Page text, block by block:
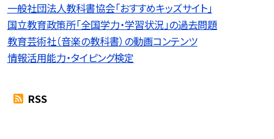
一般社団法人教科書協会「おすすめキッズサイト」
国立教育政策所「全国学力・学習状況」の過去問題
教育芸術社（音楽の教科書）の動画コンテンツ
情報活用能力・タイピング検定
RSS